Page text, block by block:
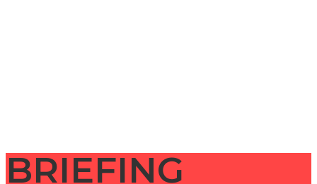
BRIEFING